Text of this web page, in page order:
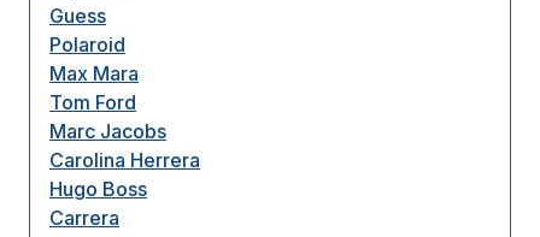
Guess
Polaroid
Max Mara
Tom Ford
Marc Jacobs
Carolina Herrera
Hugo Boss
Carrera